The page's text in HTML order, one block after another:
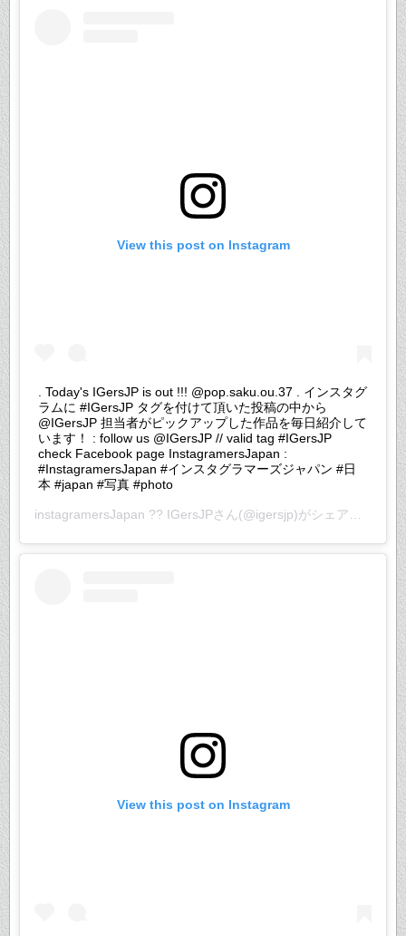
View this post on Instagram
. Today's IGersJP is out !!! @pop.saku.ou.37 . インスタグ
ラムに #IGersJP タグを付けて頂いた投稿の中から
@IGersJP 担当者がピックアップした作品を毎日紹介して
います！ : follow us @IGersJP // valid tag #IGersJP
check Facebook page InstagramersJapan :
#InstagramersJapan #インスタグラマーズジャパン #日
本 #japan #写真 #photo
instagramersJapan ?? IGersJPさん(@igersjp)がシェアした投稿 –
View this post on Instagram